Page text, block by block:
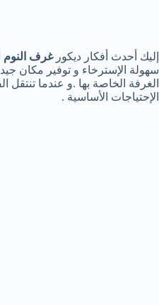
إليك أحدث أفكار ديكورغرف النوم
سهولة الإسترخاء و توفير مكان
الغرفة الخاصة بها .و عندما
الإحتياجات الأساسية .